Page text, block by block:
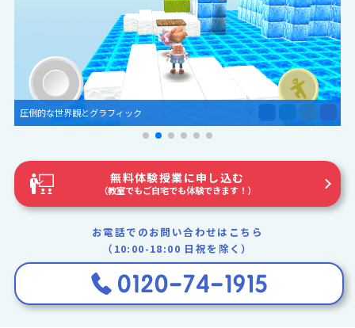
圧倒的な世界観とグラフィック
無料体験授業に申し込む
（教室でもご自宅でも体験できます！）
お電話でのお問い合わせはこちら
（10:00-18:00 日祝を除く）